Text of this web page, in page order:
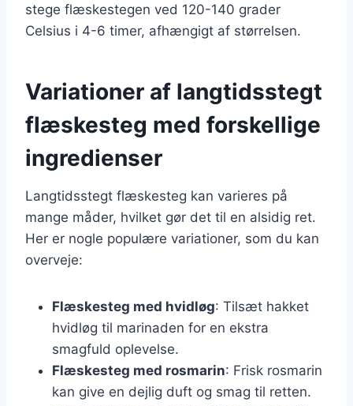
stege flæskestegen ved 120-140 grader
Celsius i 4-6 timer, afhængigt af størrelsen.
Variationer af langtidsstegt
flæskesteg med forskellige
ingredienser
Langtidsstegt flæskesteg kan varieres på
mange måder, hvilket gør det til en alsidig ret.
Her er nogle populære variationer, som du kan
overveje:
Flæskesteg med hvidløg: Tilsæt hakket
hvidløg til marinaden for en ekstra
smagfuld oplevelse.
Flæskesteg med rosmarin: Frisk rosmarin
kan give en dejlig duft og smag til retten.